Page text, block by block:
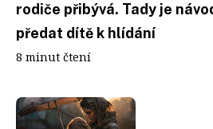
rodiče přibývá. Tady je
předat dítě k hlídání
8 minut čtení